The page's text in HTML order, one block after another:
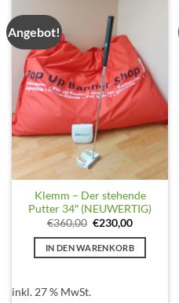
Angebot!
Klemm – Der stehende
Putter 34″ (NEUWERTIG)
€360,00 Ursprünglicher
war:
€360,00
€230,00Aktueller
ist:
€230,00.
IN DEN WARENKORB
inkl. 27 % MwSt.